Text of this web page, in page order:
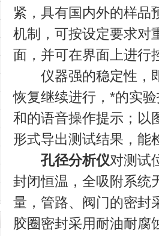
紧，具有国内外的样品
机制，可按设定要求对
面，并可在界面上进行
仪器强的稳定性，即
恢复继续进行，*的实
和的语音操作提示；以
形式导出测试结果，能
孔径分析仪对测试
封闭恒温，全吸附系统
量，管路、阀门的密封
胶圈密封采用耐油耐腐